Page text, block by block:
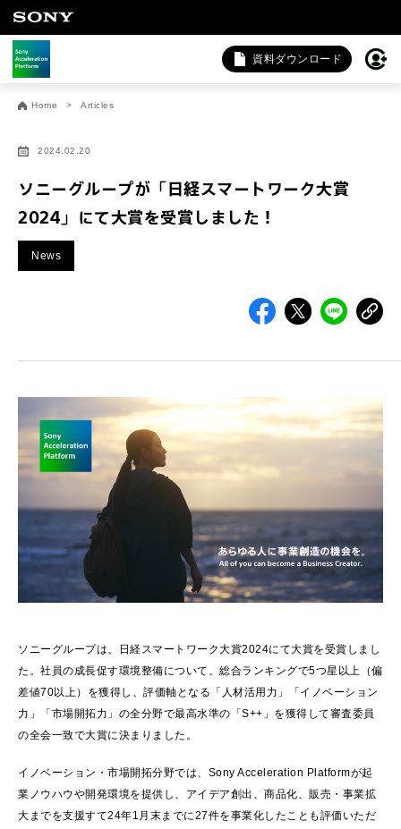
資料ダウンロード
Home Articles
2024.02.20
ソニーグループが「日経スマートワーク大賞
2024」にて大賞を受賞しました！
News
ソニーグループは、日経スマートワーク大賞2024にて大賞を受賞しまし
た。社員の成長促す環境整備について、総合ランキングで5つ星以上（偏
差値70以上）を獲得し、評価軸となる「人材活用力」「イノベーション
力」「市場開拓力」の全分野で最高水準の「S++」を獲得して審査委員
の全会一致で大賞に決まりました。
イノベーション・市場開拓分野では、Sony Acceleration Platformが起
業ノウハウや開発環境を提供し、アイデア創出、商品化、販売・事業拡
大までを支援すて24年1月末までに27件を事業化したことも評価いただ
お問い合わせ
法人向けサービスに関するご相談・お問い合わせは以下のボタ
法人お問い合わせ
FAQ&個人お問い合わせは以下のボタンからお願いします。